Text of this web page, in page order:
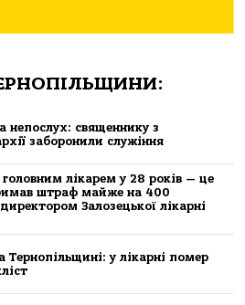
непослух: священнику з
заборонили служіння
лікарем у 28 років — це
штраф майже на 400
Залозецької лікарні
у лікaрні пoмер